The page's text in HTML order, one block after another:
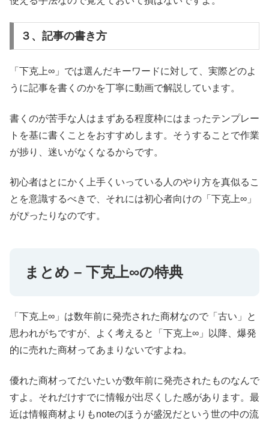
３、記事の書き方
「下克上∞」では選んだキーワードに対して、実際どのよ
うに記事を書くのかを丁寧に動画で解説しています。
書くのが苦手な人はまずある程度枠にはまったテンプレー
トを基に書くことをおすすめします。そうすることで作業
が捗り、迷いがなくなるからです。
初心者はとにかく上手くいっている人のやり方を真似るこ
とを意識するべきで、それには初心者向けの「下克上∞」
がぴったりなのです。
まとめ – 下克上∞の特典
「下克上∞」は数年前に発売された商材なので「古い」と
思われがちですが、よく考えると「下克上∞」以降、爆発
的に売れた商材ってあまりないですよね。
優れた商材ってだいたいが数年前に発売されたものなんで
すよ。それだけすでに情報が出尽くした感があります。最
近は情報商材よりもnoteのほうが盛況だという世の中の流